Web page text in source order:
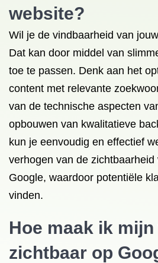
website?
Wil je de vindbaarheid van
Dat kan door middel van
toe te passen. Denk aan het
content met relevante
van de technische aspecten
opbouwen van kwalitatieve
kun je eenvoudig en effectief
verhogen van de
Google, waardoor potentiële
vinden.
Hoe maak ik
zichtbaar op